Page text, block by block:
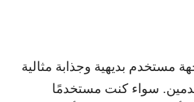
مستخدم بديهية وجذابة مثالية
سواء كنت مستخدمًا